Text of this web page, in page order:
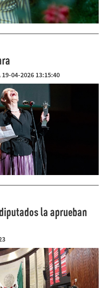
19-04-2026 13:15:40
la aprueban